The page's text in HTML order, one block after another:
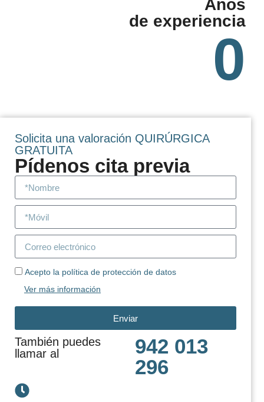
Años
de experiencia
0
Solicita una valoración QUIRÚRGICA
GRATUITA
Pídenos cita previa
Acepto la política de protección de datos
Ver más información
Enviar
También puedes
llamar al
942 013
296